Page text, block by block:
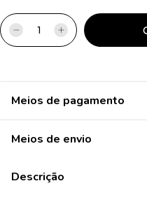
Meios de pagamento
Meios de envio
Descrição